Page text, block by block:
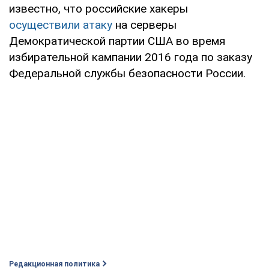
известно, что российские хакеры
осуществили атаку на серверы
Демократической партии США во время
избирательной кампании 2016 года по заказу
Федеральной службы безопасности России.
Редакционная политика